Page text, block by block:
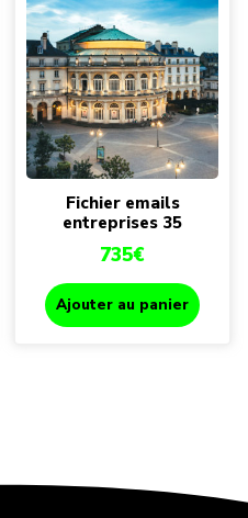
Fichier emails
entreprises 35
735€
Ajouter au panier